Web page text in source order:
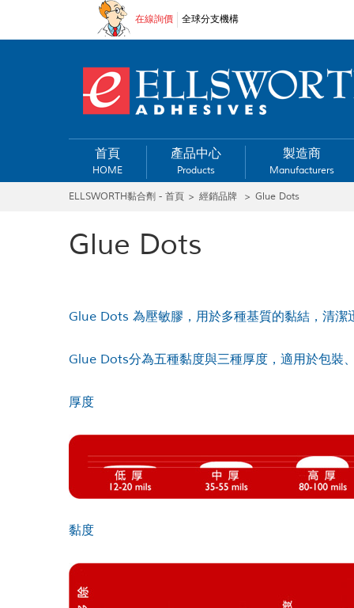
在線詢價 全球分支機構
首頁
HOME
產品中心
Products
製造商
Manufacturers
ELLSWORTH黏合劑 - 首頁 > 經銷品牌 > Glue Dots
Glue Dots
Glue Dots 為壓敏膠，用於多種基質的黏結，清
Glue Dots分為五種黏度與三種厚度，適用於包裝
厚度
黏度